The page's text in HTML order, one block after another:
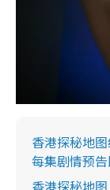
香港探秘地
每集剧情预
香港探秘地